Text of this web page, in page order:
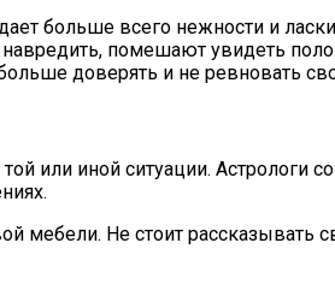
больше всего нежности и
помешают увидеть
доверять и не ревновать
или иной ситуации. Астрологи
мебели. Не стоит рассказывать